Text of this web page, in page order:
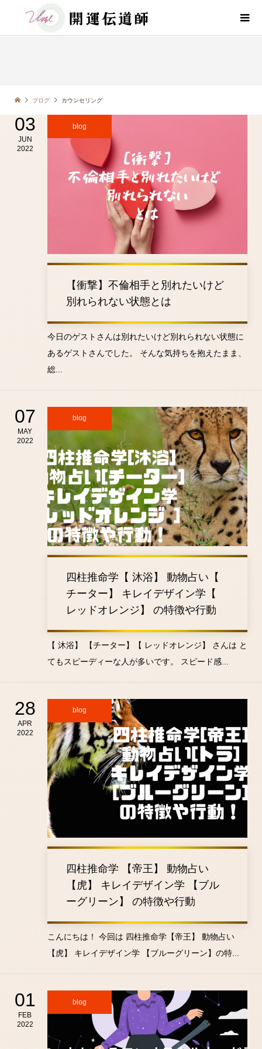
ブログ カウンセリング
03
JUN
2022
blog
【衝撃】不倫相手と別れたいけど
別れられない状態とは
今日のゲストさんは別れたいけど別れられない状態に
あるゲストさんでした。 そんな気持ちを抱えたまま、
総...
07
MAY
2022
blog
四柱推命学【 沐浴】 動物占い【
チーター】 キレイデザイン学【
レッドオレンジ】 の特徴や行動
【 沐浴】 【チーター】【 レッドオレンジ】 さんは と
てもスピーディーな人が多いです。 スピード感...
28
APR
2022
blog
四柱推命学 【帝王】 動物占い
【虎】 キレイデザイン学 【ブル
ーグリーン】 の特徴や行動
こんにちは！ 今回は 四柱推命学【帝王】 動物占い
【虎】 キレイデザイン学 【ブルーグリーン】の特...
01
FEB
2022
blog